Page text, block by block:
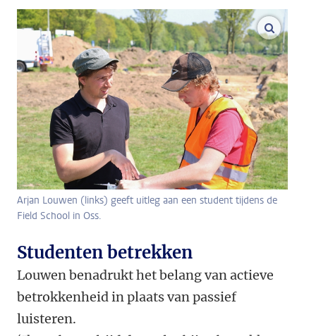
Arjan Louwen (links) geeft uitleg aan een student tijdens de
Field School in Oss.
Studenten betrekken
Louwen benadrukt het belang van actieve
betrokkenheid in plaats van passief
luisteren.